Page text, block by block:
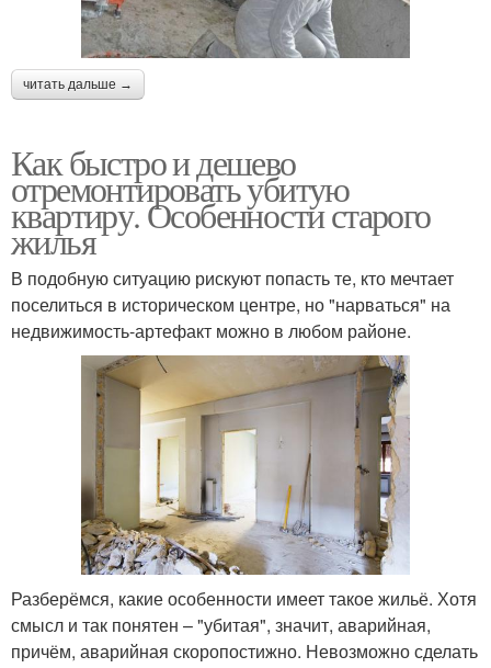
читать дальше →
Как быстро и дешево
отремонтировать убитую
квартиру. Особенности старого
жилья
В подобную ситуацию рискуют попасть те, кто мечтает
поселиться в историческом центре, но "нарваться" на
недвижимость-артефакт можно в любом районе.
Разберёмся, какие особенности имеет такое жильё. Хотя
смысл и так понятен – "убитая", значит, аварийная,
причём, аварийная скоропостижно. Невозможно сделать